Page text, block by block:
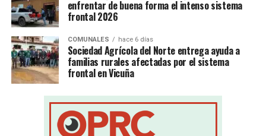
enfrentar de buena forma el intenso sistema
frontal 2026
COMUNALES hace 6 días
Sociedad Agrícola del Norte entrega ayuda a
familias rurales afectadas por el sistema
frontal en Vicuña